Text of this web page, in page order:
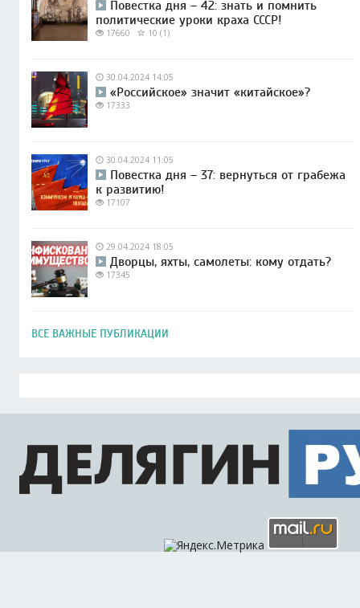
Повестка дня – 42: знать и помнить
политические уроки краха СССР!
17660 10 (1)
30.04.2024 14:05
«Российское» значит «китайское»?
17333
30.04.2024 11:05
Повестка дня – 37: вернуться от грабежа
к развитию!
17107
29.04.2024 18:05
Дворцы, яхты, самолеты: кому отдать?
17345
ВСЕ ВАЖНЫЕ ПУБЛИКАЦИИ